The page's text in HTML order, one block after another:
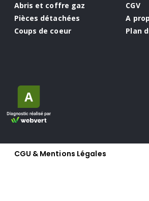
Abris et coffre gaz
Pièces détachées
Coups de coeur
CGV
A
Plan
CGU & Mentions Légales